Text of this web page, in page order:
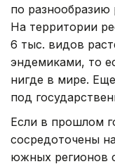
по разнообразию
На территории
6 тыс. видов
эндемиками, то
нигде в мире.
под
Если в прошлом
сосредоточены
южных регионов